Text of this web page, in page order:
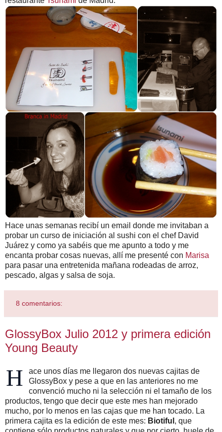
Hace unas semanas recibí un email donde me invitaban a
probar un curso de iniciación al sushi con el chef David
Juárez y como ya sabéis que me apunto a todo y me
encanta probar cosas nuevas, allí me presenté con Marisa
para pasar una entretenida mañana rodeadas de arroz,
pescado, algas y salsa de soja.
8 comentarios:
GlossyBox Julio 2012 y primera edición
Young Beauty
H
ace unos días me llegaron dos nuevas cajitas de
GlossyBox y pese a que en las anteriores no me
convenció mucho ni la selección ni el tamaño de los
productos, tengo que decir que este mes han mejorado
mucho, por lo menos en las cajas que me han tocado. La
primera cajita es la edición de este mes: Biotiful , que